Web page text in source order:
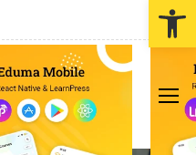
LOGIN